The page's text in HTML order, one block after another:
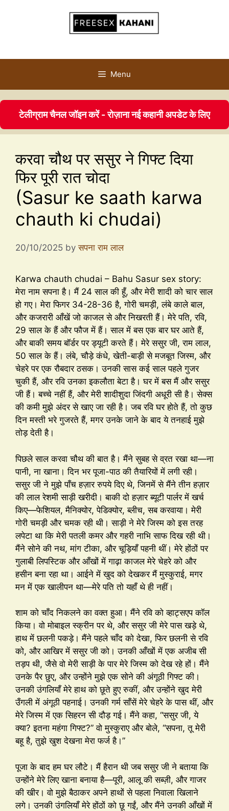
Menu
टेलीग्राम चैनल जॉइन करें - रोज़ाना नई कहानी अपडेट के लिए
करवा चौथ पर ससुर ने गिफ्ट दिया
फिर पूरी रात चोदा
(Sasur ke saath karwa
chauth ki chudai)
20/10/2025 byसपना राम लाल
Karwa chauth chudai – Bahu Sasur sex story:
मेरा नाम सपना है। मैं 24 साल की हूँ, और मेरी शादी को चार साल
हो गए। मेरा फिगर 34-28-36 है, गोरी चमड़ी, लंबे काले बाल,
और कजरारी आँखें जो काजल से और निखरती हैं। मेरे पति, रवि,
29 साल के हैं और फौज में हैं। साल में बस एक बार घर आते हैं,
और बाकी समय बॉर्डर पर ड्यूटी करते हैं। मेरे ससुर जी, राम लाल,
50 साल के हैं। लंबे, चौड़े कंधे, खेती-बाड़ी से मजबूत जिस्म, और
चेहरे पर एक रौबदार ठसक। उनकी सास कई साल पहले गुजर
चुकी हैं, और रवि उनका इकलौता बेटा है। घर में बस मैं और ससुर
जी हैं। बच्चे नहीं हैं, और मेरी शादीशुदा जिंदगी अधूरी सी है। सेक्स
की कमी मुझे अंदर से खाए जा रही है। जब रवि घर होते हैं, तो कुछ
दिन मस्ती भरे गुजरते हैं, मगर उनके जाने के बाद ये तनहाई मुझे
तोड़ देती है।
पिछले साल करवा चौथ की बात है। मैंने सुबह से व्रत रखा था—ना
पानी, ना खाना। दिन भर पूजा-पाठ की तैयारियों में लगी रही।
ससुर जी ने मुझे पाँच हज़ार रुपये दिए थे, जिनमें से मैंने तीन हज़ार
की लाल रेशमी साड़ी खरीदी। बाकी दो हज़ार ब्यूटी पार्लर में खर्च
किए—फेशियल, मैनिक्योर, पेडिक्योर, ब्लीच, सब करवाया। मेरी
गोरी चमड़ी और चमक रही थी। साड़ी ने मेरे जिस्म को इस तरह
लपेटा था कि मेरी पतली कमर और गहरी नाभि साफ दिख रही थी।
मैंने सोने की नथ, मांग टीका, और चूड़ियाँ पहनी थीं। मेरे होंठों पर
गुलाबी लिपस्टिक और आँखों में गाढ़ा काजल मेरे चेहरे को और
हसीन बना रहा था। आईने में खुद को देखकर मैं मुस्कुराई, मगर
मन में एक खालीपन था—मेरे पति तो यहाँ थे ही नहीं।
शाम को चाँद निकलने का वक्त हुआ। मैंने रवि को व्हाट्सएप कॉल
किया। वो मोबाइल स्क्रीन पर थे, और ससुर जी मेरे पास खड़े थे,
हाथ में छलनी पकड़े। मैंने पहले चाँद को देखा, फिर छलनी से रवि
को, और आखिर में ससुर जी को। उनकी आँखों में एक अजीब सी
तड़प थी, जैसे वो मेरी साड़ी के पार मेरे जिस्म को देख रहे हों। मैंने
उनके पैर छुए, और उन्होंने मुझे एक सोने की अंगूठी गिफ्ट की।
उनकी उंगलियाँ मेरे हाथ को छूते हुए रुकीं, और उन्होंने खुद मेरी
उँगली में अंगूठी पहनाई। उनकी गर्म साँसें मेरे चेहरे के पास थीं, और
मेरे जिस्म में एक सिहरन सी दौड़ गई। मैंने कहा, “ससुर जी, ये
क्या? इतना महंगा गिफ्ट?” वो मुस्कुराए और बोले, “सपना, तू मेरी
बहू है, तुझे खुश देखना मेरा फर्ज है।”
पूजा के बाद हम घर लौटे। मैं हैरान थी जब ससुर जी ने बताया कि
उन्होंने मेरे लिए खाना बनाया है—पूरी, आलू की सब्ज़ी, और गाजर
की खीर। वो मुझे बैठाकर अपने हाथों से पहला निवाला खिलाने
लगे। उनकी उंगलियाँ मेरे होंठों को छू गईं, और मैंने उनकी आँखों में